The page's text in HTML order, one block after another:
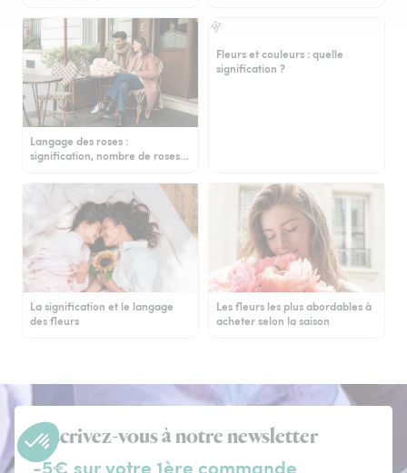
Langage des roses :
signification, nombre de roses…
Fleurs et couleurs : quelle
signification ?
La signification et le langage
des fleurs
Les fleurs les plus abordables à
acheter selon la saison
Inscrivez-vous à notre newsletter
-5€ sur votre 1ère commande